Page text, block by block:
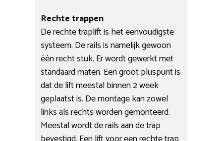
Rechte trappen
De rechte traplift is het eenvoudigste
systeem. De rails is namelijk gewoon
één recht stuk. Er wordt gewerkt met
standaard maten. Een groot pluspunt is
dat de lift meestal binnen 2 week
geplaatst is. De montage kan zowel
links als rechts worden gemonteerd.
Meestal wordt de rails aan de trap